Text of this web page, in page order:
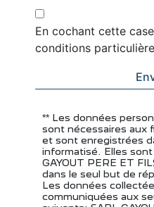
En cochant cette
conditions
** Les données
sont nécessaires aux
et sont enregistrées
informatisé. Elles
GAYOUT PERE ET
dans le seul but de
Les données
communiquées aux